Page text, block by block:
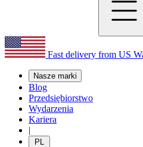
Fast delivery from US
Nasze marki
Blog
Przedsiębiorstwo
Wydarzenia
Kariera
|
PL